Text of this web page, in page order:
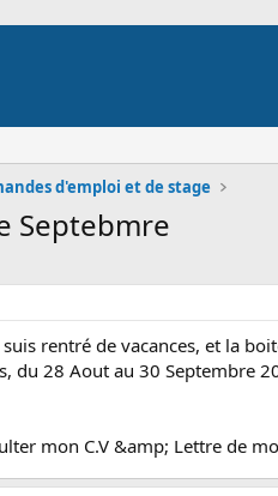
d'emploi et de stage
Septebmre
rentré de vacances, et la
du 28 Aout au 30 Septembre
mon C.V &amp; Lettre de